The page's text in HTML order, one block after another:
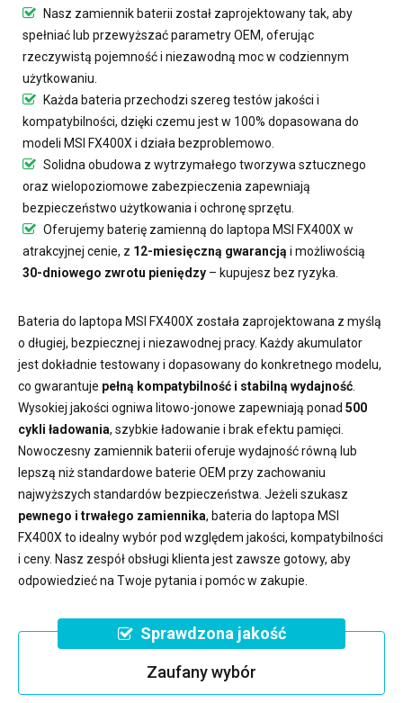
Nasz zamiennik baterii został zaprojektowany tak, aby
spełniać lub przewyższać parametry OEM, oferując
rzeczywistą pojemność i niezawodną moc w codziennym
użytkowaniu.
Każda bateria przechodzi szereg testów jakości i
kompatybilności, dzięki czemu jest w 100% dopasowana do
modeli MSI FX400X i działa bezproblemowo.
Solidna obudowa z wytrzymałego tworzywa sztucznego
oraz wielopoziomowe zabezpieczenia zapewniają
bezpieczeństwo użytkowania i ochronę sprzętu.
Oferujemy baterię zamienną do laptopa MSI FX400X w
atrakcyjnej cenie, z 12-miesięczną gwarancją i możliwością
30-dniowego zwrotu pieniędzy – kupujesz bez ryzyka.
Bateria do laptopa MSI FX400X została zaprojektowana z myślą
o długiej, bezpiecznej i niezawodnej pracy. Każdy akumulator
jest dokładnie testowany i dopasowany do konkretnego modelu,
co gwarantuje pełną kompatybilność i stabilną wydajność
Wysokiej jakości ogniwa litowo-jonowe zapewniają ponad 500
cykli ładowania, szybkie ładowanie i brak efektu pamięci.
Nowoczesny zamiennik baterii oferuje wydajność równą lub
lepszą niż standardowe baterie OEM przy zachowaniu
najwyższych standardów bezpieczeństwa. Jeżeli szukasz
pewnego i trwałego zamiennika, bateria do laptopa MSI
FX400X to idealny wybór pod względem jakości, kompatybilności
i ceny. Nasz zespół obsługi klienta jest zawsze gotowy, aby
odpowiedzieć na Twoje pytania i pomóc w zakupie.
Sprawdzona jakość
Zaufany wybór